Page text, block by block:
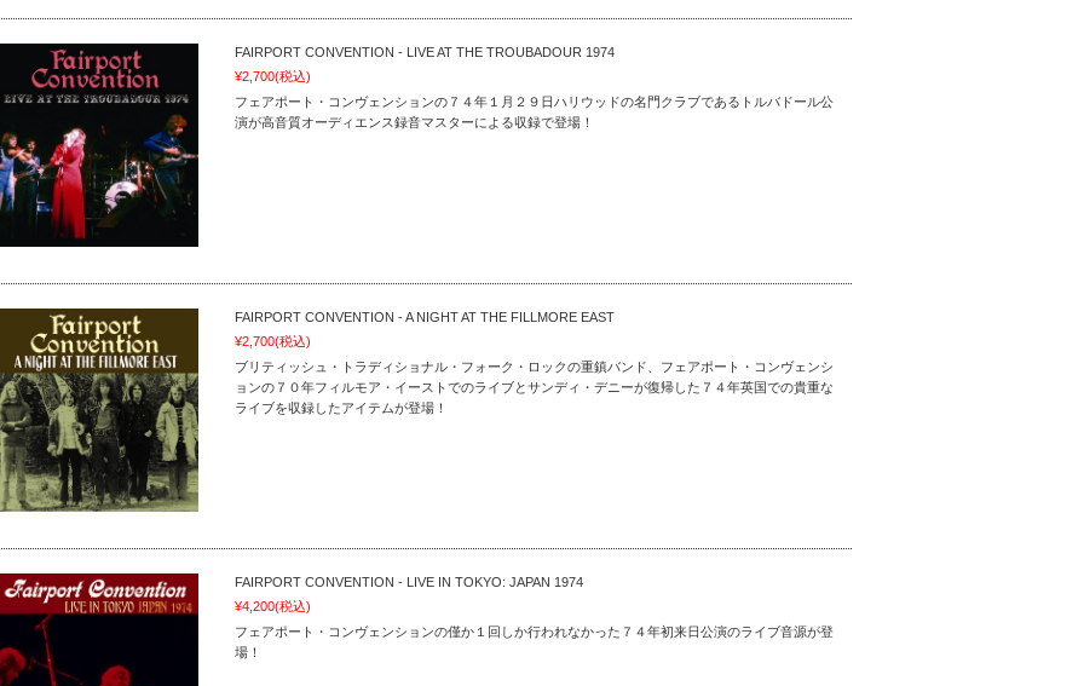
FAIRPORT CONVENTION - LIVE AT THE TROUBADOUR 1974
¥2,700(税込)
フェアポート・コンヴェンションの７４年１月２９日ハリウッドの名門クラブであるトルバドール公
演が高音質オーディエンス録音マスターによる収録で登場！
FAIRPORT CONVENTION - A NIGHT AT THE FILLMORE EAST
¥2,700(税込)
ブリティッシュ・トラディショナル・フォーク・ロックの重鎮バンド、フェアポート・コンヴェンシ
ョンの７０年フィルモア・イーストでのライブとサンディ・デニーが復帰した７４年英国での貴重な
ライブを収録したアイテムが登場！
FAIRPORT CONVENTION - LIVE IN TOKYO: JAPAN 1974
¥4,200(税込)
フェアポート・コンヴェンションの僅か１回しか行われなかった７４年初来日公演のライブ音源が登
場！